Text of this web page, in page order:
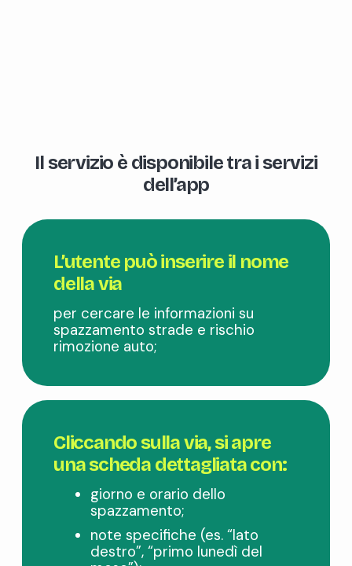
Il servizio è disponibile tra i servizi
dell’app
L’utente può inserire il nome
della via
per cercare le informazioni su
spazzamento strade e rischio
rimozione auto;
Cliccando sulla via, si apre
unascheda dettagliatacon:
giorno e orario dello
spazzamento;
note specifiche (es. “lato
destro”, “primo lunedì del